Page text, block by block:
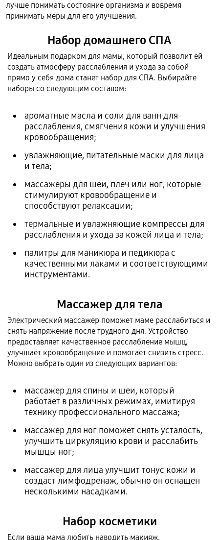
лучше понимать состояние организма и вовремя
принимать меры для его улучшения.
Набор домашнего СПА
Идеальным подарком для мамы, который позволит ей
создать атмосферу расслабления и ухода за собой
прямо у себя дома станет набор для СПА. Выбирайте
наборы со следующим составом:
ароматные масла и соли для ванн для
расслабления, смягчения кожи и улучшения
кровообращения;
увлажняющие, питательные маски для лица
и тела;
массажеры для шеи, плеч или ног, которые
стимулируют кровообращение и
способствуют релаксации;
термальные и увлажняющие компрессы для
расслабления и ухода за кожей лица и тела;
палитры для маникюра и педикюра с
качественными лаками и соответствующими
инструментами.
Массажер для тела
Электрический массажер поможет маме расслабиться и
снять напряжение после трудного дня. Устройство
предоставляет качественное расслабление мышц,
улучшает кровообращение и помогает снизить стресс.
Можно выбрать один из следующих вариантов:
массажер для спины и шеи, который
работает в различных режимах, имитируя
технику профессионального массажа;
массажер для ног поможет снять усталость,
улучшить циркуляцию крови и расслабить
мышцы ног;
массажер для лица улучшит тонус кожи и
создаст лимфодренаж, обычно он оснащен
несколькими насадками.
Набор косметики
Если ваша мама любить наводить макияж,